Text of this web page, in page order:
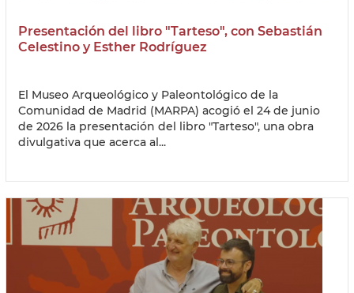
Presentación del libro "Tarteso", con Sebastián
Celestino y Esther Rodríguez
El Museo Arqueológico y Paleontológico de la
Comunidad de Madrid (MARPA) acogió el 24 de junio
de 2026 la presentación del libro "Tarteso", una obra
divulgativa que acerca al...